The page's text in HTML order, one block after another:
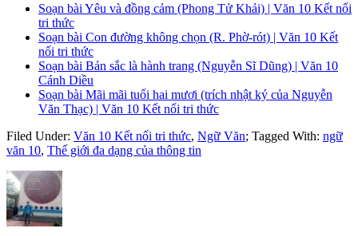
Soạn bài Yêu và đồng cảm (Phong Tử Khải) | Văn 10 Kết nối
tri thức
Soạn bài Con đường không chọn (R. Phờ-rót) | Văn 10 Kết
nối tri thức
Soạn bài Bản sắc là hành trang (Nguyễn Sĩ Dũng) | Văn 10
Cánh Diều
Soạn bài Mãi mãi tuổi hai mươi (trích nhật ký của Nguyễn
Văn Thạc) | Văn 10 Kết nối tri thức
Filed Under: Văn 10 Kết nối tri thức, Ngữ Văn; Tagged With: ngữ
văn 10, Thế giới đa dạng của thông tin